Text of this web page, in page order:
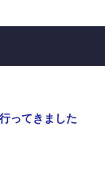
ってきました